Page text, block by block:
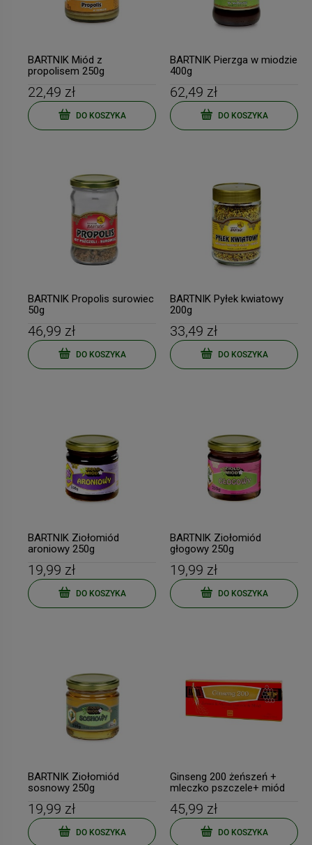
BARTNIK Miód z
propolisem 250g
22,49 zł
DO KOSZYKA
BARTNIK Pierzga w miodzie
400g
62,49 zł
DO KOSZYKA
BARTNIK Propolis surowiec
50g
46,99 zł
DO KOSZYKA
BARTNIK Pyłek kwiatowy
200g
33,49 zł
DO KOSZYKA
BARTNIK Ziołomiód
aroniowy 250g
19,99 zł
DO KOSZYKA
BARTNIK Ziołomiód
głogowy 250g
19,99 zł
DO KOSZYKA
BARTNIK Ziołomiód
sosnowy 250g
19,99 zł
DO KOSZYKA
Ginseng 200 żeńszeń +
mleczko pszczele+ miód
POLAND
45,99 zł
DO KOSZYKA